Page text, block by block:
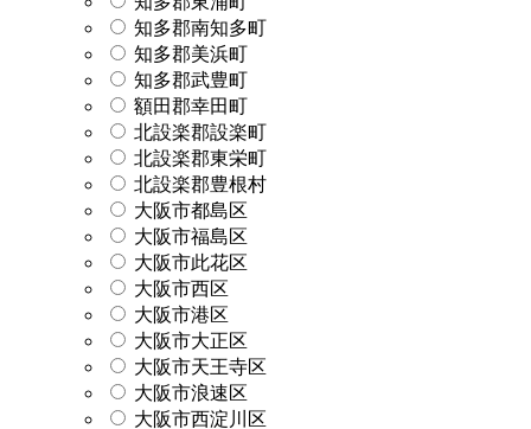
知多郡南知多町
知多郡美浜町
知多郡武豊町
額田郡幸田町
北設楽郡設楽町
北設楽郡東栄町
北設楽郡豊根村
大阪市都島区
大阪市福島区
大阪市此花区
大阪市西区
大阪市港区
大阪市大正区
大阪市天王寺区
大阪市浪速区
大阪市西淀川区